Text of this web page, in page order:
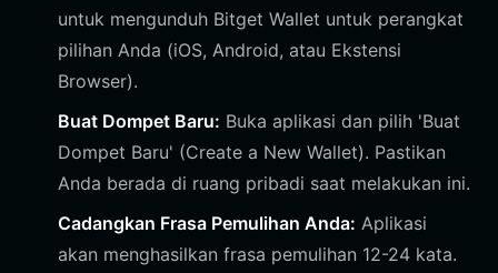
untuk mengunduh Bitget Wallet untuk perangkat
pilihan Anda (iOS, Android, atau Ekstensi
Browser).
Buat Dompet Baru: Buka aplikasi dan pilih 'Buat
Dompet Baru' (Create a New Wallet). Pastikan
Anda berada di ruang pribadi saat melakukan ini.
Cadangkan Frasa Pemulihan Anda: Aplikasi
akan menghasilkan frasa pemulihan 12-24 kata.